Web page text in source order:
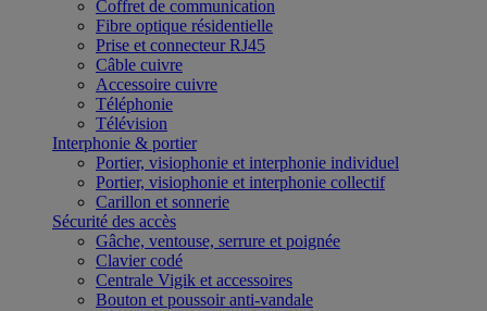
Coffret de communication
Fibre optique résidentielle
Prise et connecteur RJ45
Câble cuivre
Accessoire cuivre
Téléphonie
Télévision
Interphonie & portier
Portier, visiophonie et interphonie individuel
Portier, visiophonie et interphonie collectif
Carillon et sonnerie
Sécurité des accès
Gâche, ventouse, serrure et poignée
Clavier codé
Centrale Vigik et accessoires
Bouton et poussoir anti-vandale